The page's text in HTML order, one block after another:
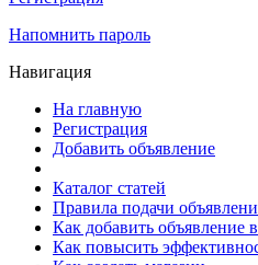
Напомнить пароль
Навигация
На главную
Регистрация
Добавить объявление
Каталог статей
Правила подачи
Как добавить объявление
Как повысить